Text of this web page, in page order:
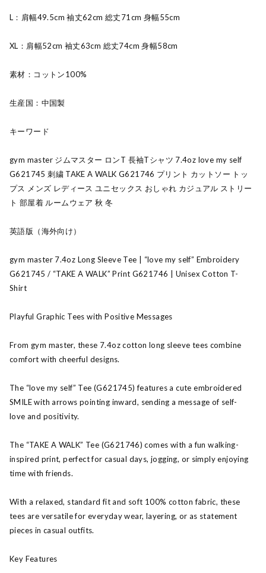
L：肩幅49.5cm 袖丈62cm 総丈71cm 身幅55cm
XL：肩幅52cm 袖丈63cm 総丈74cm 身幅58cm
素材：コットン100%
生産国：中国製
キーワード
gym master ジムマスター ロンT 長袖Tシャツ 7.4oz love my self
G621745 刺繍 TAKE A WALK G621746 プリント カットソー トッ
プス メンズ レディース ユニセックス おしゃれ カジュアル ストリー
ト 部屋着 ルームウェア 秋 冬
英語版（海外向け）
gym master 7.4oz Long Sleeve Tee | “love my self” Embroidery
G621745 / “TAKE A WALK” Print G621746 | Unisex Cotton T-
Shirt
Playful Graphic Tees with Positive Messages
From gym master, these 7.4oz cotton long sleeve tees combine
comfort with cheerful designs.
The “love my self” Tee (G621745) features a cute embroidered
SMILE with arrows pointing inward, sending a message of self-
love and positivity.
The “TAKE A WALK” Tee (G621746) comes with a fun walking-
inspired print, perfect for casual days, jogging, or simply enjoying
time with friends.
With a relaxed, standard fit and soft 100% cotton fabric, these
tees are versatile for everyday wear, layering, or as statement
pieces in casual outfits.
Key Features